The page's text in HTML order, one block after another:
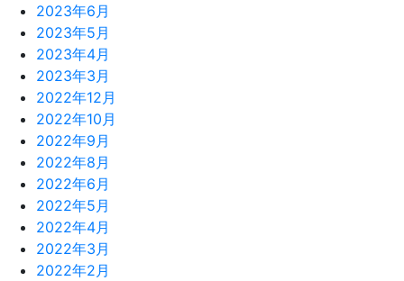
2023年6月
2023年5月
2023年4月
2023年3月
2022年12月
2022年10月
2022年9月
2022年8月
2022年6月
2022年5月
2022年4月
2022年3月
2022年2月